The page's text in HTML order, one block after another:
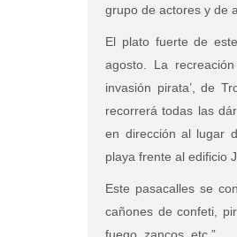
grupo de actores y de
El plato fuerte de
agosto. La
invasión pirata’, de
recorrerá todas las
en dirección al lugar
playa frente al edificio
Este pasacalles se
cañones de confeti,